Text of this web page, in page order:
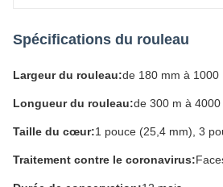
Spécifications du rouleau
Largeur du rouleau:de 180 mm à 1000
Longueur du rouleau:de 300 m à 4000
Taille du cœur:1 pouce (25,4 mm), 3
Traitement contre le coronavirus: